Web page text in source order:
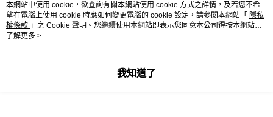
熱門標籤
本網站中使用 cookie，欲查詢有關本網站使用 cookie 方式之詳情，及若您不希
望在電腦上使用 cookie 時應如何變更電腦的 cookie 設定，請參閱本網站「 隱私
權條款 」之 Cookie 聲明。您繼續使用本網站即表示您同意本公司得按本網站使
用條款之 Cookie 聲明使用 cookie。
了解更多 >
我知道了